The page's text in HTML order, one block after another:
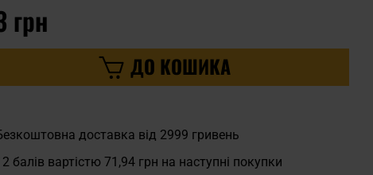
грн
ДО КОШИКА
доставка від 2999 гривень
балів вартістю 71,94 грн на наступні покупки